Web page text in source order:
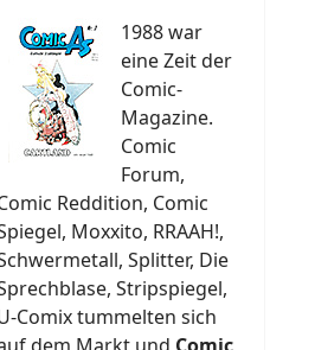
1988 war
eine Zeit der
Comic-
Magazine.
Comic
Forum,
Reddition, Comic
Moxxito, RRAAH!,
Splitter, Die
Stripspiegel,
Comix tummelten sich